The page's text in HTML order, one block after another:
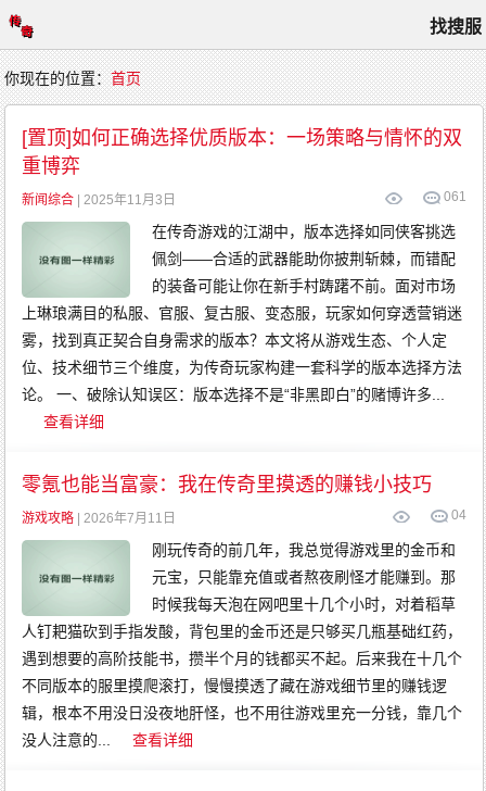
找搜服
首
页
游
戏
攻
略
高
手
进
阶
玩
家
心
得
新
闻
综
合
你现在的位置：首页
[置顶]如何正确选择优质版本：一场策略与情怀的双
重博弈
61
0
新闻综合 | 2025年11月3日
在传奇游戏的江湖中，版本选择如同侠客挑选
佩剑——合适的武器能助你披荆斩棘，而错配
的装备可能让你在新手村踌躇不前。面对市场
上琳琅满目的私服、官服、复古服、变态服，玩家如何穿透营销迷
雾，找到真正契合自身需求的版本？本文将从游戏生态、个人定
位、技术细节三个维度，为传奇玩家构建一套科学的版本选择方法
论。 一、破除认知误区：版本选择不是“非黑即白”的赌博许多...
查看详细
零氪也能当富豪：我在传奇里摸透的赚钱小技巧
4
0
游戏攻略 | 2026年7月11日
刚玩传奇的前几年，我总觉得游戏里的金币和
元宝，只能靠充值或者熬夜刷怪才能赚到。那
时候我每天泡在网吧里十几个小时，对着稻草
人钉耙猫砍到手指发酸，背包里的金币还是只够买几瓶基础红药，
遇到想要的高阶技能书，攒半个月的钱都买不起。后来我在十几个
不同版本的服里摸爬滚打，慢慢摸透了藏在游戏细节里的赚钱逻
辑，根本不用没日没夜地肝怪，也不用往游戏里充一分钱，靠几个
没人注意的...
查看详细